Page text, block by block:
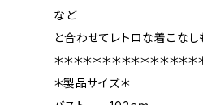
など
と合わせてレトロな着こなし
＊＊＊＊＊＊＊＊＊＊＊＊＊＊＊
＊製品サイズ＊